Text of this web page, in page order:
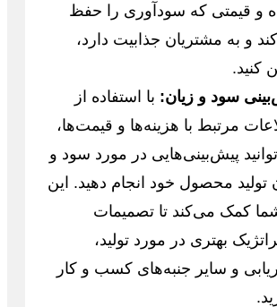
و قیمتی که سودآوری را حفظ
و به مشتریان جذابیت دارد،
کنید.
سود و زیان: با استفاده از
مرتبط با هزینه‌ها و قیمت‌ها،
پیش‌بینی‌هایی در مورد سود و
تولید محصول خود انجام دهید. این
کمک می‌کند تا تصمیمات
بهتری در مورد تولید،
و سایر جنبه‌های کسب و کار